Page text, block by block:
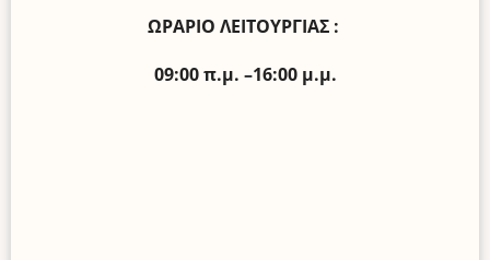
ΩΡΑΡΙΟ ΛΕΙΤΟΥΡΓΙΑΣ :
09:00 π.μ. –16:00 μ.μ.